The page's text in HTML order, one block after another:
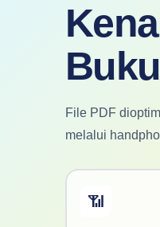
File PDF
melalui
📶